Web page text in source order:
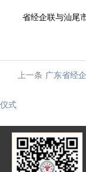
省经企联与汕尾
上一条 广东省经
仪式